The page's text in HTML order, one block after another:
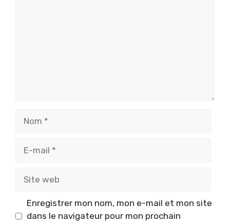
Enregistrer mon nom, mon e-mail et mon site
dans le navigateur pour mon prochain